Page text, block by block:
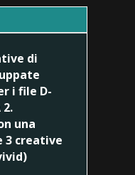
di
i file D-
2.
una
3 creative